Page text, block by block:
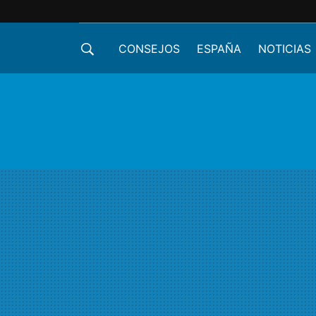
CONSEJOS ESPAÑA NOTICIAS